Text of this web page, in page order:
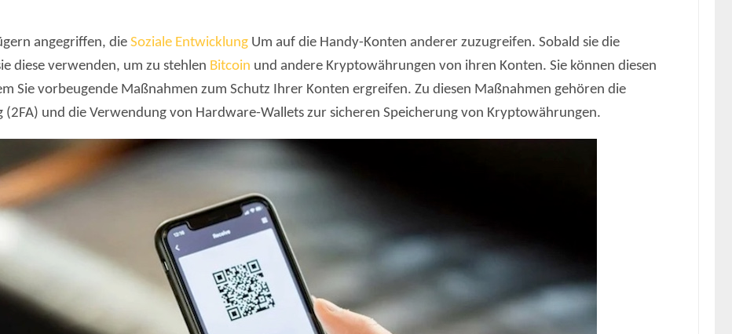
angegriffen, die Soziale Entwicklung Um auf die Handy-Konten anderer zuzugreifen. Sobald sie die
diese verwenden, um zu stehlen Bitcoin und andere Kryptowährungen von ihren Konten. Sie können diesen
Sie vorbeugende Maßnahmen zum Schutz Ihrer Konten ergreifen. Zu diesen Maßnahmen gehören die
und die Verwendung von Hardware-Wallets zur sicheren Speicherung von Kryptowährungen.